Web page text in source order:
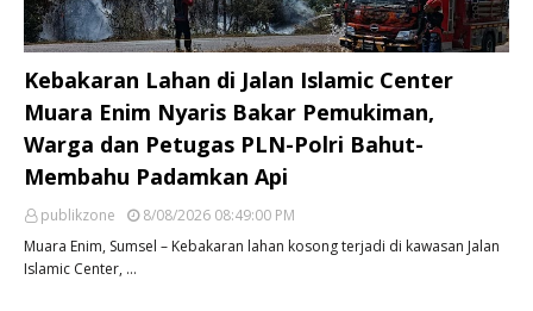
Kebakaran Lahan di Jalan Islamic Center
Muara Enim Nyaris Bakar Pemukiman,
Warga dan Petugas PLN-Polri Bahut-
Membahu Padamkan Api
publikzone
8/08/2026 08:49:00 PM
Muara Enim, Sumsel – Kebakaran lahan kosong terjadi di kawasan Jalan
Islamic Center, …